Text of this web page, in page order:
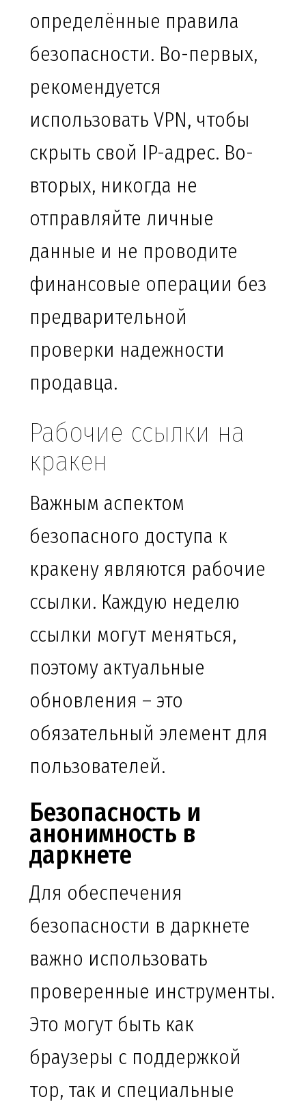
определённые правила
безопасности. Во-первых,
рекомендуется
использовать VPN, чтобы
скрыть свой IP-адрес. Во-
вторых, никогда не
отправляйте личные
данные и не проводите
финансовые операции без
предварительной
проверки надежности
продавца.
Рабочие ссылки на
кракен
Важным аспектом
безопасного доступа к
кракену являются рабочие
ссылки. Каждую неделю
ссылки могут меняться,
поэтому актуальные
обновления – это
обязательный элемент для
пользователей.
Безопасность и
анонимность в
даркнете
Для обеспечения
безопасности в даркнете
важно использовать
проверенные инструменты.
Это могут быть как
браузеры с поддержкой
тор, так и специальные